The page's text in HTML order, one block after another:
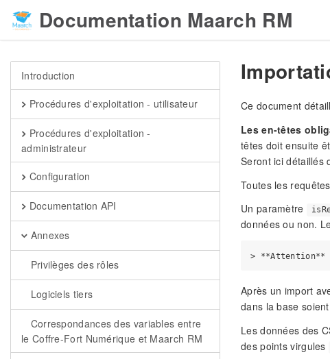
Documentation Maarch RM
Introduction
Procédures d'exploitation - utilisateur
Procédures d'exploitation -
administrateur
Configuration
Documentation API
Annexes
Privilèges des rôles
Logiciels tiers
Correspondances des variables entre
le Coffre-Fort Numérique et Maarch RM
Ce document
Les en-têtes
têtes doit ensuite
Seront ici détaillés
Toutes les
Un paramètre
données ou non.
Après un import
dans la base
Les données des
des points virgules